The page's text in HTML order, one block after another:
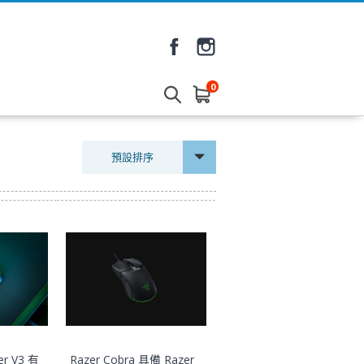
0
預設排序
V3 有 Razer Cobra 具備 Razer